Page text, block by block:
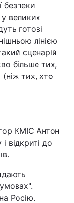
безпеки
великих
готові
лінією
сценарій
більше тих,
(ніж тих, хто
КМІС Антон
відкриті до
Росію.